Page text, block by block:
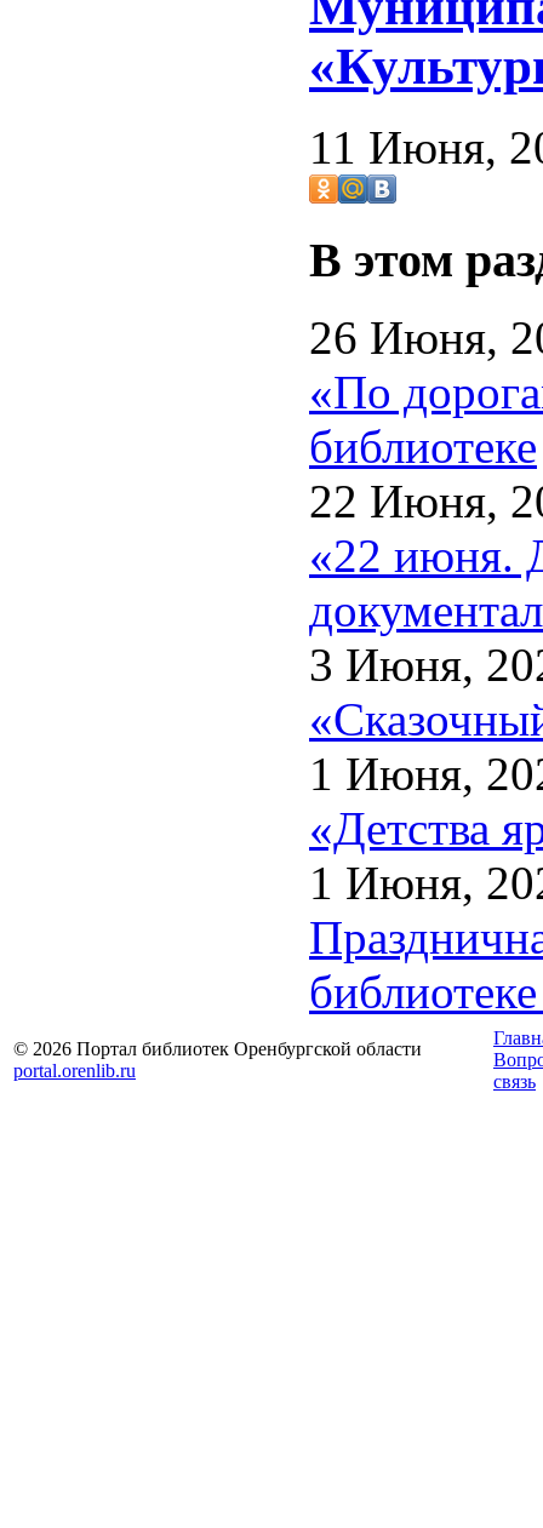
11 Июня,
В этом
26 Июня,
«По
библиотеке
22 Июня,
«22 июня.
3 Июня,
1 Июня,
«Детства
1 Июня,
© 2026 Портал библиотек Оренбургской области
portal.orenlib.ru
связь